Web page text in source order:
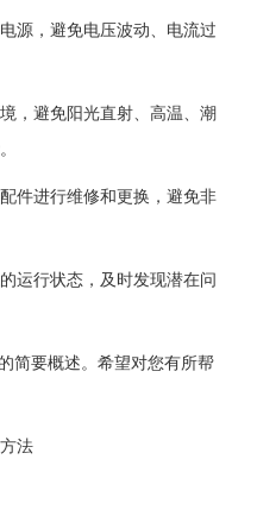
，避免电压波动、电流过
避免阳光直射、高温、潮
进行维修和更换，避免非
行状态，及时发现潜在问
要概述。希望对您有所帮
法